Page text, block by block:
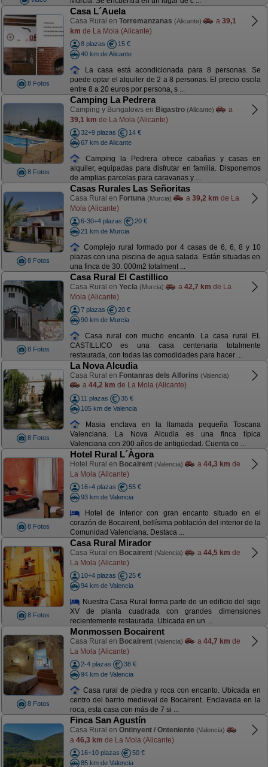
8 Fotos
Casa L´Auela
Casa Rural en Torremanzanas (Alicante) a 39,1
km de La Mola (Alicante)
8 plazas
15 €
40 km de Alicante
La casa está acondicionada para 8 personas. Se
puede optar el alquiler de 2 a 8 personas. El precio oscila
entre 8 a 20 euros por persona, s ...
8 Fotos
Camping La Pedrera
Camping y Bungalows en Bigastro (Alicante)
a
39,1 km de La Mola (Alicante)
32+9 plazas
14 €
67 km de Alicante
Camping la Pedrera ofrece cabañas y casas en
alquiler, equipadas para disfrutar en familia. Disponemos
de amplias parcelas para caravanas y ...
8 Fotos
Casas Rurales Las Señoritas
Casa Rural en Fortuna (Murcia) a 39,2 km de La
Mola (Alicante)
6-30+4 plazas
20 €
21 km de Murcia
Complejo rural formado por 4 casas de 6, 6, 8 y 10
plazas con una piscina de agua salada. Están situadas en
una finca de 30. 000m2 totalment ...
8 Fotos
Casa Rural El Castillico
Casa Rural en Yecla (Murcia) a 42,7 km de La
Mola (Alicante)
7 plazas
20 €
90 km de Murcia
Casa rural con mucho encanto. La casa rural EL
CASTILLICO es una casa centenaria totalmente
restaurada, con todas las comodidades para hacer ...
8 Fotos
La Nova Alcudia
Casa Rural en Fontanras dels Alforins (Valencia)
a 44,2 km de La Mola (Alicante)
11 plazas
35 €
105 km de Valencia
Masia enclava en la llamada pequeña Toscana
Valenciana. La Nova Alcudia es una finca típica
Valenciana con 200 años de antigüedad. Cuenta co ...
8 Fotos
Hotel Rural L´Àgora
Hotel Rural en Bocairent (Valencia) a 44,3 km de
La Mola (Alicante)
16+4 plazas
55 €
93 km de Valencia
Hotel de interior con gran encanto situado en el
corazón de Bocairent, bellísima población del interior de la
Comunidad Valenciana. Destaca ...
8 Fotos
Casa Rural Mirador
Casa Rural en Bocairent (Valencia) a 44,5 km de
La Mola (Alicante)
10+4 plazas
25 €
94 km de Valencia
Nuestra Casa Rural forma parte de un edificio del sigo
XV de planta cuadrada con grandes dimensiones
recientemente restaurada. Ubicada en un ...
8 Fotos
Monmossen Bocairent
Casa Rural en Bocairent (Valencia) a 44,7 km de
La Mola (Alicante)
2-4 plazas
38 €
94 km de Valencia
Casa rural de piedra y roca con encanto. Ubicada en
centro del barrio medieval de Bocairent. Enclavada en la
roca, esta casa con más de 7 si ...
Finca San Agustín
Casa Rural en Ontinyent / Onteniente (Valencia)
a 46,3 km de La Mola (Alicante)
16+10 plazas
50 €
85 km de Valencia